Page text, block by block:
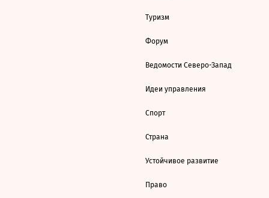
Туризм
Форум
Ведомости Северо-Запад
Идеи управления
Спорт
Страна
Устойчивое развитие
Право